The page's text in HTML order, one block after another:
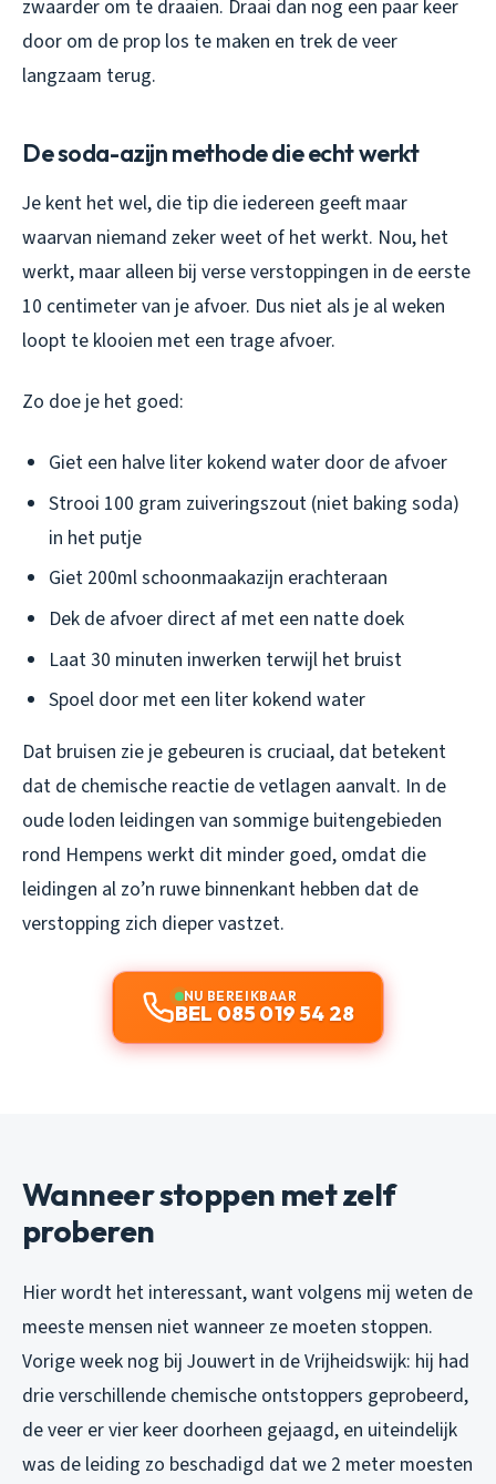
zwaarder om te draaien. Draai dan nog een paar keer
door om de prop los te maken en trek de veer
langzaam terug.
De soda-azijn methode die echt werkt
Je kent het wel, die tip die iedereen geeft maar
waarvan niemand zeker weet of het werkt. Nou, het
werkt, maar alleen bij verse verstoppingen in de eerste
10 centimeter van je afvoer. Dus niet als je al weken
loopt te klooien met een trage afvoer.
Zo doe je het goed:
Giet een halve liter kokend water door de afvoer
Strooi 100 gram zuiveringszout (niet baking soda)
in het putje
Giet 200ml schoonmaakazijn erachteraan
Dek de afvoer direct af met een natte doek
Laat 30 minuten inwerken terwijl het bruist
Spoel door met een liter kokend water
Dat bruisen zie je gebeuren is cruciaal, dat betekent
dat de chemische reactie de vetlagen aanvalt. In de
oude loden leidingen van sommige buitengebieden
rond Hempens werkt dit minder goed, omdat die
leidingen al zo’n ruwe binnenkant hebben dat de
verstopping zich dieper vastzet.
NU BEREIKBAAR
BEL 085 019 54 28
Wanneer stoppen met zelf
proberen
Hier wordt het interessant, want volgens mij weten de
meeste mensen niet wanneer ze moeten stoppen.
Vorige week nog bij Jouwert in de Vrijheidswijk: hij had
drie verschillende chemische ontstoppers geprobeerd,
de veer er vier keer doorheen gejaagd, en uiteindelijk
was de leiding zo beschadigd dat we 2 meter moesten